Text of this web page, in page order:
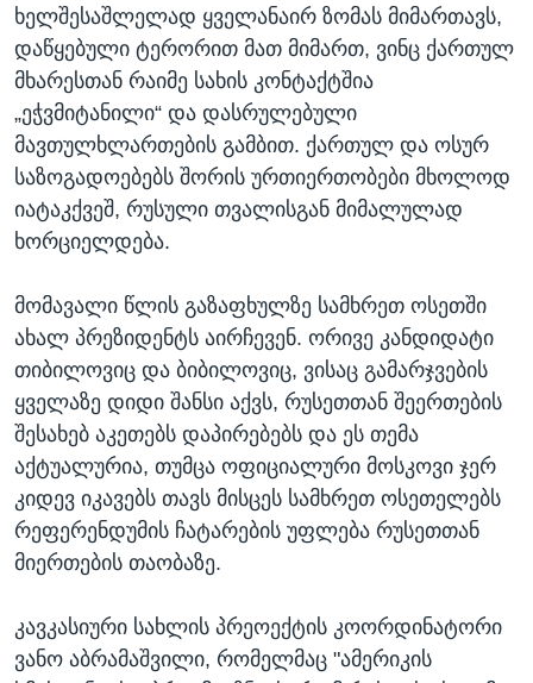
ხელშესაშლელად ყველანაირ ზომას მიმართავს,
დაწყებული ტერორით მათ მიმართ, ვინც ქართულ
მხარესთან რაიმე სახის კონტაქტშია
„ეჭვმიტანილი“ და დასრულებული
მავთულხლართების გამბით. ქართულ და ოსურ
საზოგადოებებს შორის ურთიერთობები მხოლოდ
იატაკქვეშ, რუსული თვალისგან მიმალულად
ხორციელდება.
მომავალი წლის გაზაფხულზე სამხრეთ ოსეთში
ახალ პრეზიდენტს აირჩევენ. ორივე კანდიდატი
თიბილოვიც და ბიბილოვიც, ვისაც გამარჯვების
ყველაზე დიდი შანსი აქვს, რუსეთთან შეერთების
შესახებ აკეთებს დაპირებებს და ეს თემა
აქტუალურია, თუმცა ოფიციალური მოსკოვი ჯერ
კიდევ იკავებს თავს მისცეს სამხრეთ ოსეთელებს
რეფერენდუმის ჩატარების უფლება რუსეთთან
მიერთების თაობაზე.
კავკასიური სახლის პრეოექტის კოორდინატორი
ვანო აბრამაშვილი, რომელმაც "ამერიკის